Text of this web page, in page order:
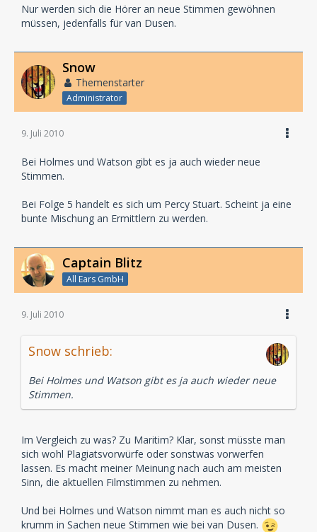
Nur werden sich die Hörer an neue Stimmen gewöhnen
müssen, jedenfalls für van Dusen.
Snow
Themenstarter
Administrator
9. Juli 2010
Bei Holmes und Watson gibt es ja auch wieder neue
Stimmen.
Bei Folge 5 handelt es sich um Percy Stuart. Scheint ja eine
bunte Mischung an Ermittlern zu werden.
Captain Blitz
All Ears GmbH
9. Juli 2010
Snow schrieb:
Bei Holmes und Watson gibt es ja auch wieder neue
Stimmen.
Im Vergleich zu was? Zu Maritim? Klar, sonst müsste man
sich wohl Plagiatsvorwürfe oder sonstwas vorwerfen
lassen. Es macht meiner Meinung nach auch am meisten
Sinn, die aktuellen Filmstimmen zu nehmen.
Und bei Holmes und Watson nimmt man es auch nicht so
krumm in Sachen neue Stimmen wie bei van Dusen.